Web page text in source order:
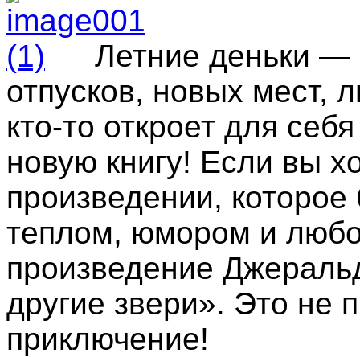
Летние деньки —
отпусков, новых мест,
кто-то откроет для
новую книгу! Если вы
произведении, которое
теплом, юмором и
произведение
другие звери». Это не
приключение!